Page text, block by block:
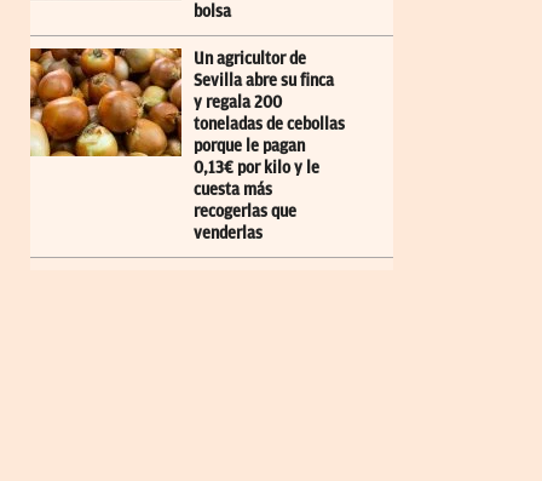
bolsa
Un agricultor de
Sevilla abre su finca
y regala 200
toneladas de cebollas
porque le pagan
0,13€ por kilo y le
cuesta más
recogerlas que
venderlas